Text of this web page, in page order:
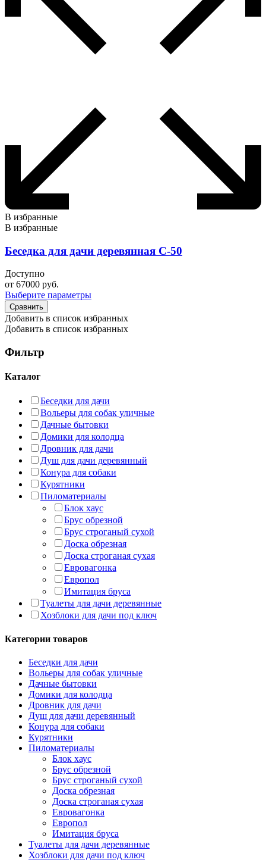
В избранные
В избранные
Беседка для дачи деревянная С-50
Доступно
от 67000 руб.
Выберите параметры
Сравнить
Добавить в список избранных
Добавить в список избранных
Фильтр
Каталог
Беседки для дачи
Вольеры для собак уличные
Дачные бытовки
Домики для колодца
Дровник для дачи
Душ для дачи деревянный
Конура для собаки
Курятники
Пиломатериалы
Блок хаус
Брус обрезной
Брус строганый сухой
Доска обрезная
Доска строганая сухая
Евровагонка
Европол
Имитация бруса
Туалеты для дачи деревянные
Хозблоки для дачи под ключ
Категории товаров
Беседки для дачи
Вольеры для собак уличные
Дачные бытовки
Домики для колодца
Дровник для дачи
Душ для дачи деревянный
Конура для собаки
Курятники
Пиломатериалы
Блок хаус
Брус обрезной
Брус строганый сухой
Доска обрезная
Доска строганая сухая
Евровагонка
Европол
Имитация бруса
Туалеты для дачи деревянные
Хозблоки для дачи под ключ